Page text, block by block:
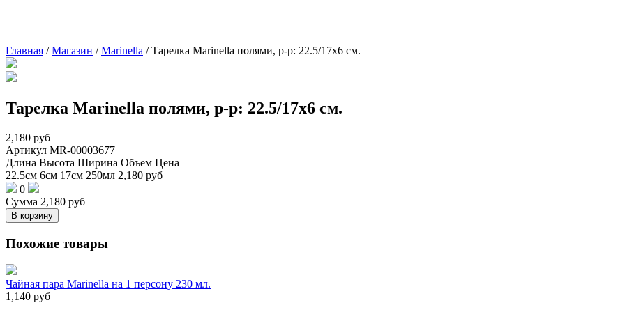
Главная /Магазин /Marinella /Тарелка Marinella полями, р-р: 22.5/17х6 см.
Тарелка Marinella полями, р-р: 22.5/17х6 см.
2,180 руб
Артикул MR-00003677
Длина Высота Ширина Объем Цена
22.5см 6см 17см 250мл 2,180 руб
0
Сумма 2,180 руб
В корзину
Похожие товары
Чайная пара Marinella на 1 персону 230 мл.
1,140 руб